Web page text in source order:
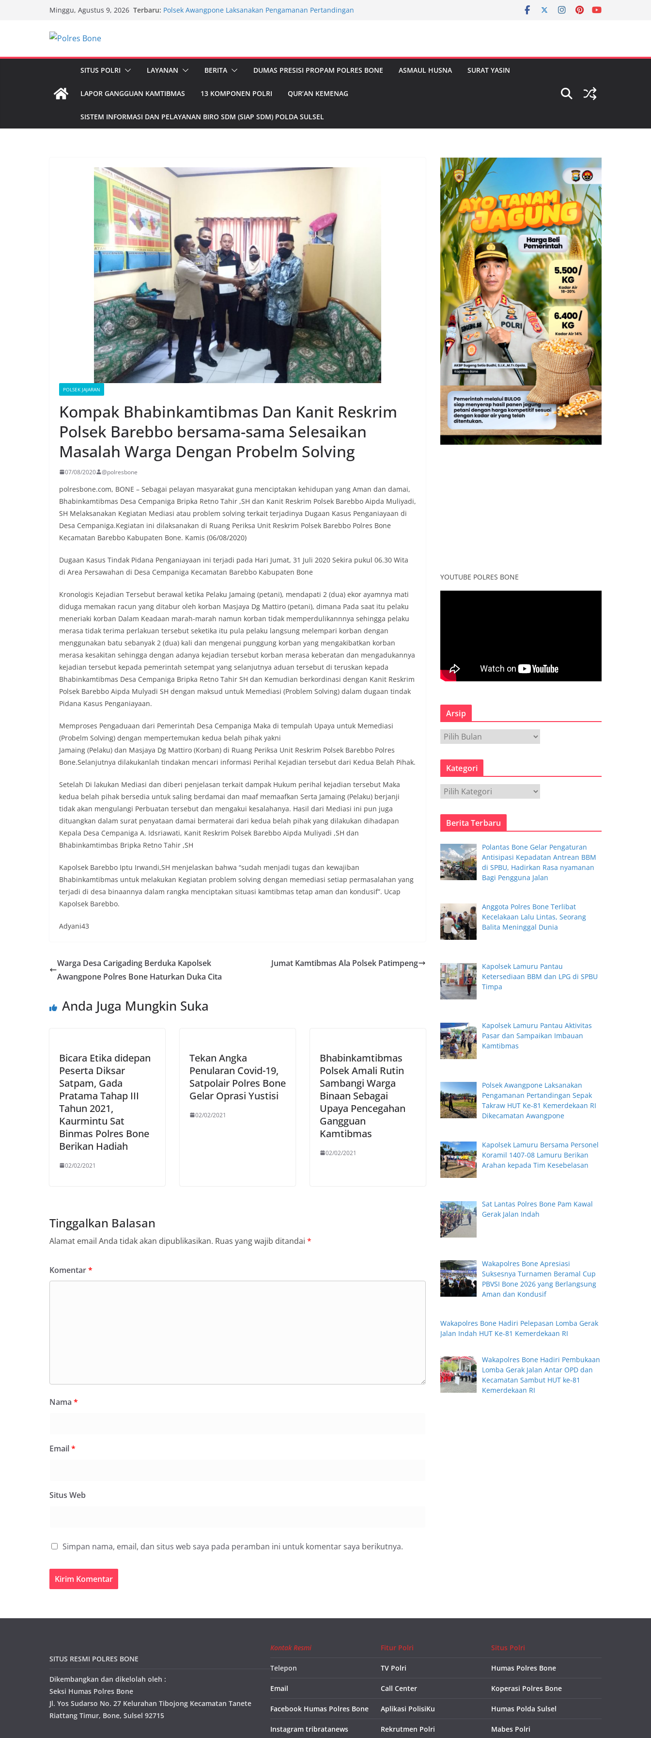
Minggu, Agustus 9, 2026 Terbaru: Polsek Awangpone Laksanakan Pengamanan Pertandingan
Pengguna Jalan
Anggota Polres Bone Terlibat Kecelakaan Lalu Lintas,
SPBU Timpa
Imbauan Kamtibmas
SITUS POLRI LAYANAN BERITA DUMAS PRESISI PROPAM POLRES BONE ASMAUL HUSNA SURAT YASIN
LAPOR GANGGUAN KAMTIBMAS 13 KOMPONEN POLRI QUR’AN KEMENAG
SISTEM INFORMASI DAN PELAYANAN BIRO SDM (SIAP SDM) POLDA SULSEL
POLSEK JAJARAN
Kompak Bhabinkamtibmas Dan Kanit Reskrim
Polsek Barebbo bersama-sama Selesaikan
Masalah Warga Dengan Probelm Solving
07/08/2020 @polresbone
polresbone.com, BONE – Sebagai pelayan masyarakat guna menciptakan kehidupan yang Aman dan damai,
Bhabinkamtibmas Desa Cempaniga Bripka Retno Tahir ,SH dan Kanit Reskrim Polsek Barebbo Aipda Muliyadi,
SH Melaksanakan Kegiatan Mediasi atau problem solving terkait terjadinya Dugaan Kasus Penganiayaan di
Desa Cempaniga.Kegiatan ini dilaksanakan di Ruang Periksa Unit Reskrim Polsek Barebbo Polres Bone
Kecamatan Barebbo Kabupaten Bone. Kamis (06/08/2020)
Dugaan Kasus Tindak Pidana Penganiayaan ini terjadi pada Hari Jumat, 31 Juli 2020 Sekira pukul 06.30 Wita
di Area Persawahan di Desa Cempaniga Kecamatan Barebbo Kabupaten Bone
Kronologis Kejadian Tersebut berawal ketika Pelaku Jamaing (petani), mendapati 2 (dua) ekor ayamnya mati
diduga memakan racun yang ditabur oleh korban Masjaya Dg Mattiro (petani), dimana Pada saat itu pelaku
meneriaki korban Dalam Keadaan marah-marah namun korban tidak memperdulikannnya sehingga pelaku
merasa tidak terima perlakuan tersebut seketika itu pula pelaku langsung melempari korban dengan
menggunakan batu sebanyak 2 (dua) kali dan mengenai punggung korban yang mengakibatkan korban
merasa kesakitan sehingga dengan adanya kejadian tersebut korban merasa keberatan dan mengadukannya
kejadian tersebut kepada pemerintah setempat yang selanjutnya aduan tersebut di teruskan kepada
Bhabinkamtibmas Desa Cempaniga Bripka Retno Tahir SH dan Kemudian berkordinasi dengan Kanit Reskrim
Polsek Barebbo Aipda Mulyadi SH dengan maksud untuk Memediasi (Problem Solving) dalam dugaan tindak
Pidana Kasus Penganiayaan.
Memproses Pengaduaan dari Pemerintah Desa Cempaniga Maka di tempulah Upaya untuk Memediasi
(Probelm Solving) dengan mempertemukan kedua belah pihak yakni
Jamaing (Pelaku) dan Masjaya Dg Mattiro (Korban) di Ruang Periksa Unit Reskrim Polsek Barebbo Polres
Bone.Selanjutnya dilakukanlah tindakan mencari informasi Perihal Kejadian tersebut dari Kedua Belah Pihak.
Setelah Di lakukan Mediasi dan diberi penjelasan terkait dampak Hukum perihal kejadian tersebut Maka
kedua belah pihak bersedia untuk saling berdamai dan maaf memaafkan Serta Jamaing (Pelaku) berjanji
tidak akan mengulangi Perbuatan tersebut dan mengakui kesalahanya. Hasil dari Mediasi ini pun juga
dituangkan dalam surat penyataan damai bermaterai dari kedua belah pihak yang dilakukan dihadapan
Kepala Desa Cempaniga A. Idsriawati, Kanit Reskrim Polsek Barebbo Aipda Muliyadi ,SH dan
Bhabinkamtimbas Bripka Retno Tahir ,SH
Kapolsek Barebbo Iptu Irwandi,SH menjelaskan bahwa “sudah menjadi tugas dan kewajiban
Bhabinkamtibmas untuk melakukan Kegiatan problem solving dengan memediasi setiap permasalahan yang
terjadi di desa binaannya dalam rangka menciptakan situasi kamtibmas tetap aman dan kondusif”. Ucap
Kapolsek Barebbo.
Adyani43
Warga Desa Carigading Berduka Kapolsek
Awangpone Polres Bone Haturkan Duka Cita
Jumat Kamtibmas Ala Polsek Patimpeng
Anda Juga Mungkin Suka
Bicara Etika didepan
Peserta Diksar
Satpam, Gada
Pratama Tahap III
Tahun 2021,
Kaurmintu Sat
Binmas Polres Bone
Berikan Hadiah
02/02/2021
Tekan Angka
Penularan Covid-19,
Satpolair Polres Bone
Gelar Oprasi Yustisi
02/02/2021
Bhabinkamtibmas
Polsek Amali Rutin
Sambangi Warga
Binaan Sebagai
Upaya Pencegahan
Gangguan
Kamtibmas
02/02/2021
Tinggalkan Balasan
Alamat email Anda tidak akan dipublikasikan. Ruas yang wajib ditandai *
Komentar*
Nama *
Email*
Situs Web
Simpan nama, email, dan situs web saya pada peramban ini untuk komentar saya berikutnya.
YOUTUBE POLRES BONE
Arsip
s
p
Kategori
t
o
r
i
Berita Terbaru
Polantas Bone Gelar Pengaturan
Antisipasi Kepadatan Antrean BBM
di SPBU, Hadirkan Rasa nyamanan
Bagi Pengguna Jalan
Anggota Polres Bone Terlibat
Kecelakaan Lalu Lintas, Seorang
Balita Meninggal Dunia
Kapolsek Lamuru Pantau
Ketersediaan BBM dan LPG di SPBU
Timpa
Kapolsek Lamuru Pantau Aktivitas
Pasar dan Sampaikan Imbauan
Kamtibmas
Polsek Awangpone Laksanakan
Pengamanan Pertandingan Sepak
Takraw HUT Ke-81 Kemerdekaan RI
Dikecamatan Awangpone
Kapolsek Lamuru Bersama Personel
Koramil 1407-08 Lamuru Berikan
Arahan kepada Tim Kesebelasan
Sat Lantas Polres Bone Pam Kawal
Gerak Jalan Indah
Wakapolres Bone Apresiasi
Suksesnya Turnamen Beramal Cup
PBVSI Bone 2026 yang Berlangsung
Aman dan Kondusif
Wakapolres Bone Hadiri Pelepasan Lomba Gerak
Jalan Indah HUT Ke-81 Kemerdekaan RI
Wakapolres Bone Hadiri Pembukaan
Lomba Gerak Jalan Antar OPD dan
Kecamatan Sambut HUT ke-81
Kemerdekaan RI
SITUS RESMI POLRES BONE
Dikembangkan dan dikelolah oleh :
Seksi Humas Polres Bone
Jl. Yos Sudarso No. 27 Kelurahan Tibojong Kecamatan Tanete
Riattang Timur, Bone, Sulsel 92715
Kontak Resmi
Telepon
Email
Facebook Humas Polres Bone
Instagram tribratanews
Fitur Polri
TV Polri
Call Center
Aplikasi PolisiKu
Rekrutmen Polri
Situs Polri
Humas Polres Bone
Koperasi Polres Bone
Humas Polda Sulsel
Mabes Polri